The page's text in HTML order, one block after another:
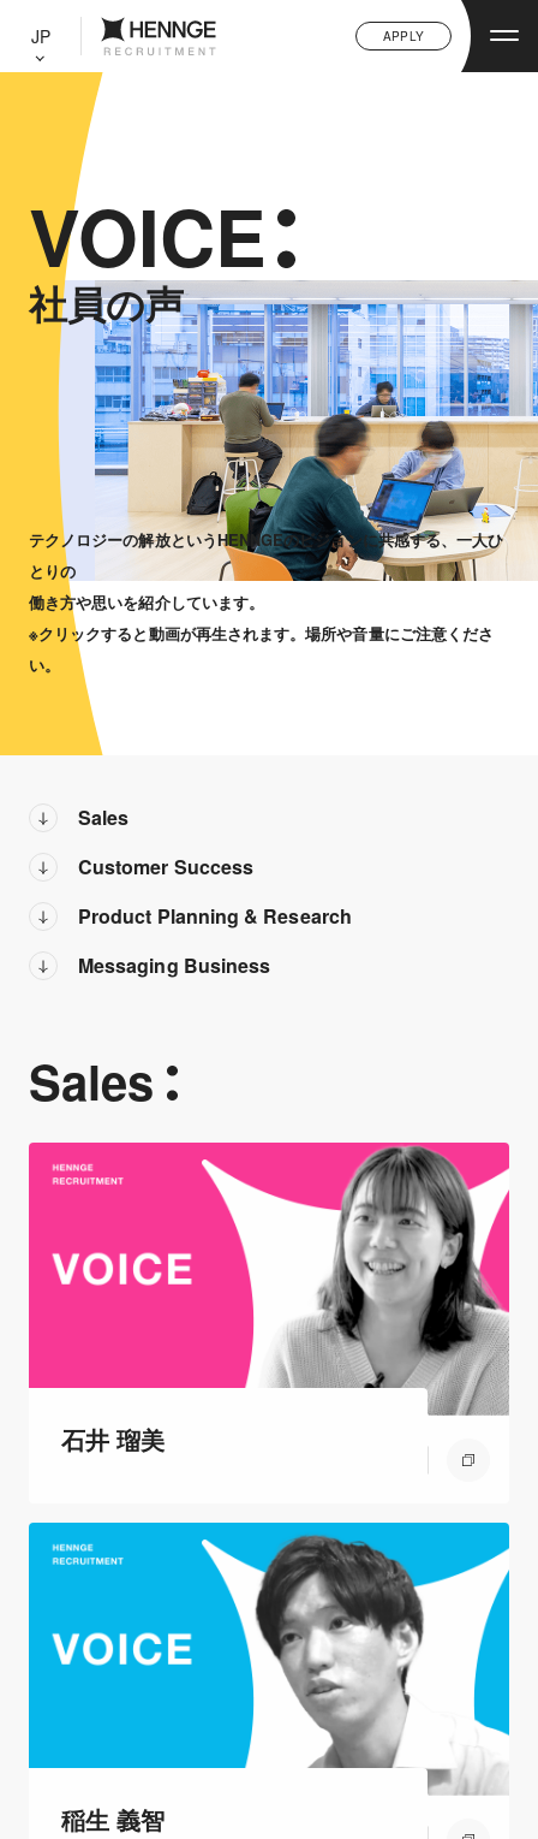
JP APPLY
L
O
S
VOICE
社員の声
テクノロジーの解放というHENNGEのビジョンに共感する、一人ひ
とりの
働き方や思いを紹介しています。
※クリックすると動画が再生されます。場所や音量にご注意くださ
い。
Sales
Customer Success
Product Planning & Research
Messaging Business
Sales
石井 瑠美
稲生 義智